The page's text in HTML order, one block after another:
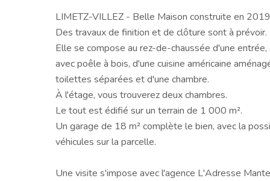
LIMETZ-VILLEZ - Belle Maison construite en
Des travaux de finition et de clôture sont à prévoir.
Elle se compose au rez-de-chaussée d'une
avec poêle à bois, d'une cuisine américaine
toilettes séparées et d'une chambre.
À l'étage, vous trouverez deux chambres.
Le tout est édifié sur un terrain de 1 000 m².
Un garage de 18 m² complète le bien, avec la
véhicules sur la parcelle.
Une visite s'impose avec l'agence L'Adresse